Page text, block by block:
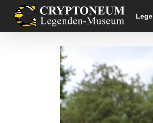
content
Zeige
grösseres
Bild